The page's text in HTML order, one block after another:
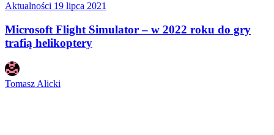
Aktualności 19 lipca 2021
Microsoft Flight Simulator – w 2022 roku do gry
trafią helikoptery
Tomasz Alicki